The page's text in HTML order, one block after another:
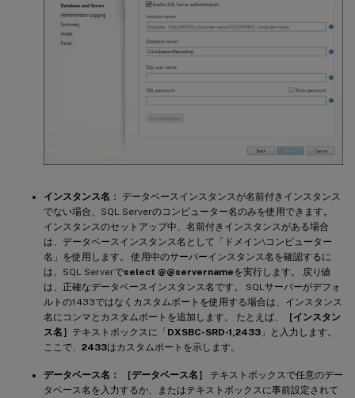
インスタンス名 ： データベースインスタンスが名前付きインスタンス
でない場合、SQL Serverのコンピューター名のみを使用できます。
インスタンスのセットアップ中、名前付きインスタンスがある場合
は、データベースインスタンス名として「ドメイン\コンピューター
名」を使用します。 使用中のサーバーインスタンス名を確認するに
は、SQL Serverでselect @@servernameを実行します。 戻り値
は、正確なデータベースインスタンス名です。 SQLサーバーがデフォ
ルトの1433ではなくカスタムポートを使用する場合は、インスタンス
名にコンマとカスタムポートを追加します。 たとえば、
［インスタン
ス名］ テキストボックスに「DXSBC-SRD-1,2433 」と入力します。
ここで、 2433はカスタムポートを示します。
データベース名： ［データベース名］
テキストボックスで任意のデー
タベース名を入力するか、またはテキストボックスに事前設定されて